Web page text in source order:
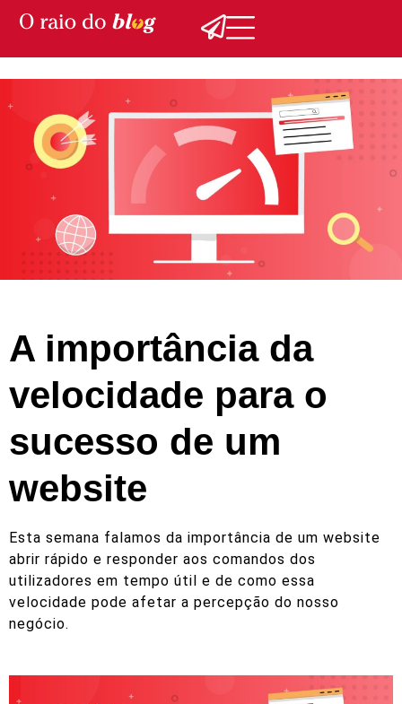
A importância da
velocidade para o
sucesso de um
website
Esta semana falamos da importância de um website
abrir rápido e responder aos comandos dos
utilizadores em tempo útil e de como essa
velocidade pode afetar a percepção do nosso
negócio.